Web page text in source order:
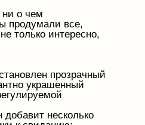
ни о чем
продумали все,
только интересно,
прозрачный
украшенный
добавит несколько